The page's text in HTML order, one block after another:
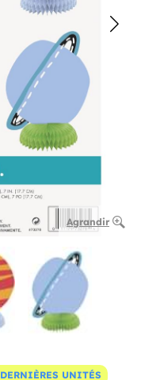
Agrandir
DERNIÈRES UNITÉS